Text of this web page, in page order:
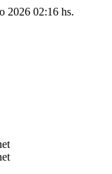
2026 02:16 hs.